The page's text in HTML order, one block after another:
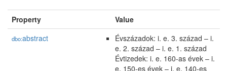
Property Value
dbo:abstract
Évszázadok: i. e. 3. század – i.
e. 2. század – i. e. 1. század
Évtizedek: i. e. 160-as évek – i.
e. 150-es évek – i. e. 140-es